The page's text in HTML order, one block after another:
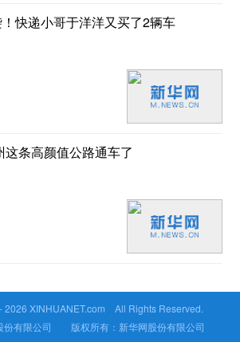
快递小哥于洋洋又买了2辆车
条高颜值公路通车了
2026 XINHUANET.com All Rights Reserved.
份有限公司 版权所有：新华网股份有限公司